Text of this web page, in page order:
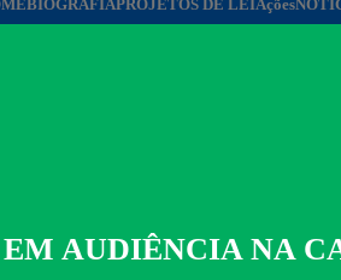
BIOGRAFIAPROJETOS DE LEIAções
AUDIÊNCIA NA